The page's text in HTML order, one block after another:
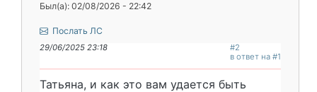
Был(а): 02/08/2026 - 22:42
Послать ЛС
29/06/2025 23:18
#2
в ответ на #1
Татьяна, и как это вам удается быть